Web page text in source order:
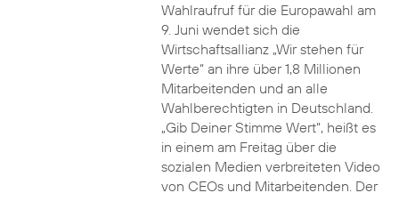
Wahlraufruf für die Europawahl am
9. Juni wendet sich die
Wirtschaftsallianz „Wir stehen für
Werte“ an ihre über 1,8 Millionen
Mitarbeitenden und an alle
Wahlberechtigten in Deutschland.
„Gib Deiner Stimme Wert“, heißt es
in einem am Freitag über die
sozialen Medien verbreiteten Video
von CEOs und Mitarbeitenden. Der